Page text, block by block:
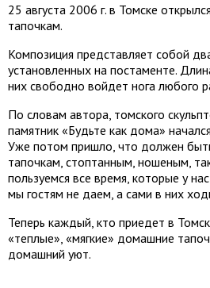
25 августа 2006 г. в Томске
тапочкам.
Композиция представляет собой
установленных на постаменте.
них свободно войдет нога любого
По словам автора, томского
памятник «Будьте как дома»
Уже потом пришло, что должен
тапочкам, стоптанным, ношеным,
пользуемся все время, которые у
мы гостям не даем, а сами в них
Теперь каждый, кто приедет в
«теплые», «мягкие» домашние
домашний уют.